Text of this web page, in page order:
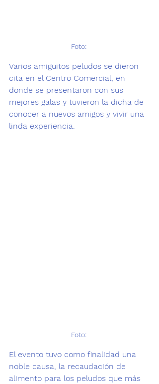
Foto:
Varios amiguitos peludos se dieron
cita en el Centro Comercial, en
donde se presentaron con sus
mejores galas y tuvieron la dicha de
conocer a nuevos amigos y vivir una
linda experiencia.
Foto:
El evento tuvo como finalidad una
noble causa, la recaudación de
alimento para los peludos que más